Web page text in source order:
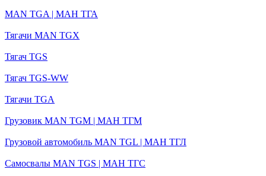
MAN TGA | МАН ТГА
Тягачи MAN TGX
Тягач TGS
Тягач TGS-WW
Тягачи TGA
Грузовик MAN TGM | МАН ТГМ
Грузовой автомобиль MAN TGL | MАН ТГЛ
Самосвалы MAN TGS | МАН ТГС